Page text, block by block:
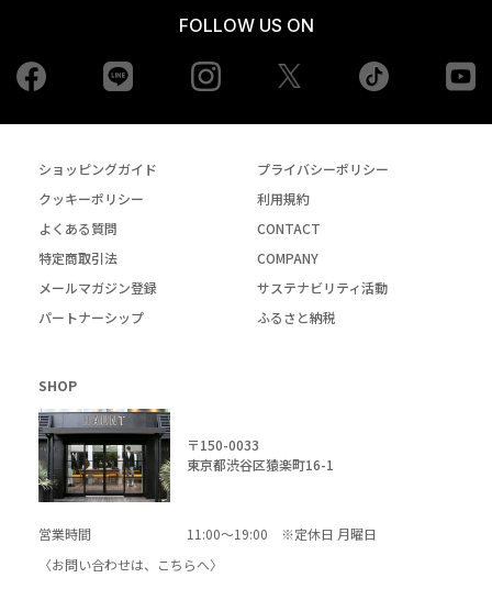
FOLLOW US ON
Facebook Instagram tiktok
ショッピングガイド
プライバシーポリシー
クッキーポリシー
利用規約
よくある質問
CONTACT
特定商取引法
COMPANY
メールマガジン登録
サステナビリティ活動
パートナーシップ
ふるさと納税
SHOP
〒150-0033
東京都渋谷区猿楽町16-1
営業時間
11:00～19:00 ※定休日 月曜日
〈お問い合わせは、
こちらへ〉